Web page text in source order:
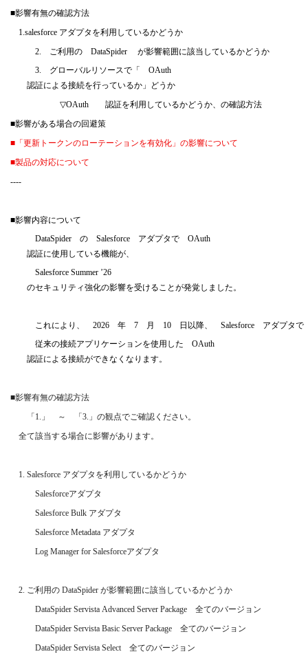
■影響有無の確認方法
1.salesforce アダプタを利用しているかどうか
2.
ご利用の DataSpider
が影響範囲に該当しているかどうか
3.
グローバルリソースで「
OAuth
認証による接続を行っているか」どうか
▽OAuth
認証を利用しているかどうか、の確認方法
■影響がある場合の回避策
■ 「更新トークンのローテーションを有効化」の影響について
■製品の対応について
----
■影響内容について
DataSpider
の Salesforce アダプタで
OAuth
認証に使用している機能が、
Salesforce Summer ’26
のセキュリティ強化の影響を受けることが発覚しました。
これにより、 2026 年 7 月 10 日以降、 Salesforce
アダプタで
従来の接続アプリケーションを使用した
OAuth
認証による接続ができなくなります。
■影響有無の確認方法
「 1. 」 ～ 「 3. 」の観点でご確認ください。
全て該当する場合に影響があります。
1. Salesforce アダプタを利用しているかどうか
Salesforceアダプタ
Salesforce Bulk アダプタ
Salesforce Metadata アダプタ
Log Manager for Salesforceアダプタ
2. ご利用の DataSpider が影響範囲に該当しているかどうか
DataSpider Servista Advanced Server Package 全てのバージョン
DataSpider Servista Basic Server Package 全てのバージョン
DataSpider Servista Select全てのバージョン